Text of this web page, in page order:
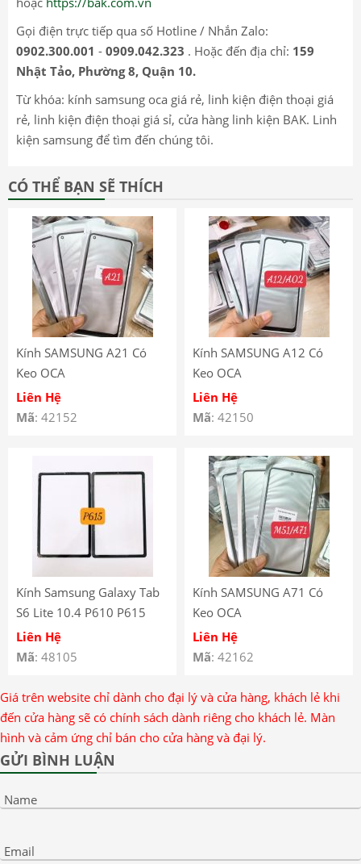
Gọi điện trực tiếp qua số Hotline / Nhắn Zalo:
0902.300.001 - 0909.042.323 . Hoặc đến địa chỉ: 159
Nhật Tảo, Phường 8, Quận 10.
Từ khóa: kính samsung oca giá rẻ, linh kiện điện thoại giá
rẻ, linh kiện điện thoại giá sỉ, cửa hàng linh kiện BAK. Linh
kiện samsung để tìm đến chúng tôi.
CÓ THỂ BẠN SẼ THÍCH
Kính SAMSUNG A21 Có
Keo OCA
Liên Hệ
Mã: 42152
Kính SAMSUNG A12 Có
Keo OCA
Liên Hệ
Mã: 42150
Kính Samsung Galaxy Tab
S6 Lite 10.4 P610 P615
Liên Hệ
Mã: 48105
Kính SAMSUNG A71 Có
Keo OCA
Liên Hệ
Mã: 42162
Giá trên website chỉ dành cho đại lý và cửa hàng, khách lẻ khi
đến cửa hàng sẽ có chính sách dành riêng cho khách lẻ. Màn
hình và cảm ứng chỉ bán cho cửa hàng và đại lý.
GỬI BÌNH LUẬN
Name
Email